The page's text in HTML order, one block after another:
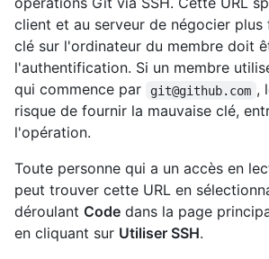
client et au serveur de négocier plus
clé sur l'ordinateur du membre doit
l'authentification. Si un membre
qui commence par
git@github.com ,
risque de fournir la mauvaise clé,
l'opération.
Toute personne qui a un accès en
peut trouver cette URL en
déroulant Code dans la page
en cliquant sur Utiliser SSH.